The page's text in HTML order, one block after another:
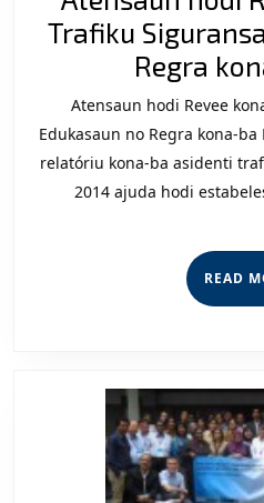
Trafiku
Regra
Atensaun hodi Revee
Edukasaun no Regra kona-
relatóriu kona-ba asidenti
2014 ajuda hodi
READ